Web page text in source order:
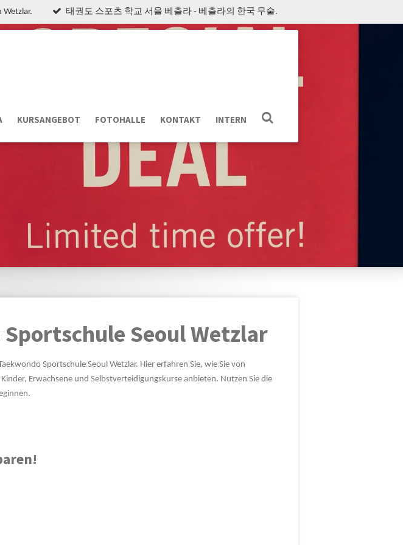
태권도 스포츠 학교 서울 베츨라 - 베츨라의 한국 무술.
KURSANGEBOT FOTOHALLE KONTAKT INTERN
Seoul Wetzlar
Sportschule Seoul Wetzlar. Hier erfahren Sie, wie Sie von
Erwachsene und Selbstverteidigungskurse anbieten. Nutzen Sie die